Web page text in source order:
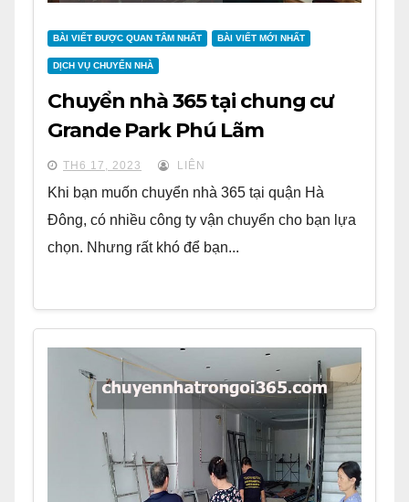
BÀI VIẾT ĐƯỢC QUAN TÂM NHẤT BÀI VIẾT MỚI NHẤT
DỊCH VỤ CHUYỂN NHÀ
Chuyển nhà 365 tại chung cư
Grande Park Phú Lãm
TH6 17, 2023 LIÊN
Khi bạn muốn chuyển nhà 365 tại quận Hà
Đông, có nhiều công ty vận chuyển cho bạn lựa
chọn. Nhưng rất khó để bạn...